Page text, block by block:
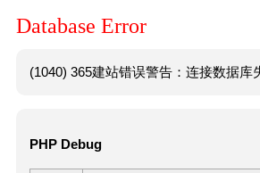
Database Error
(1040) 365建站错误警告：连接数据库
PHP Debug